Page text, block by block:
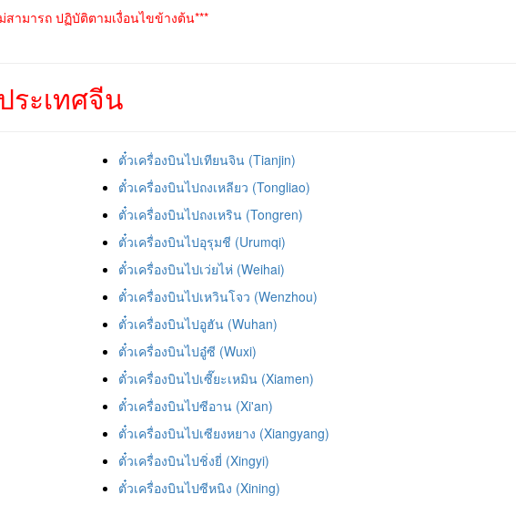
สามารถ ปฏิบัติตามเงื่อนไขข้างต้น***
ะเทศจีน
ตั๋วเครื่องบินไปเทียนจิน (Tianjin)
ตั๋วเครื่องบินไปถงเหลียว (Tongliao)
ตั๋วเครื่องบินไปถงเหริน (Tongren)
ตั๋วเครื่องบินไปอุรุมชี (Urumqi)
ตั๋วเครื่องบินไปเว่ยไห่ (Weihai)
ตั๋วเครื่องบินไปเหวินโจว (Wenzhou)
ตั๋วเครื่องบินไปอูฮัน (Wuhan)
ตั๋วเครื่องบินไปอู๋ซี (Wuxi)
ตั๋วเครื่องบินไปเซี๊ยะเหมิน (Xiamen)
ตั๋วเครื่องบินไปซีอาน (Xi'an)
ตั๋วเครื่องบินไปเซียงหยาง (Xiangyang)
ตั๋วเครื่องบินไปชิ่งยี่ (Xingyi)
ตั๋วเครื่องบินไปซีหนิง (Xining)